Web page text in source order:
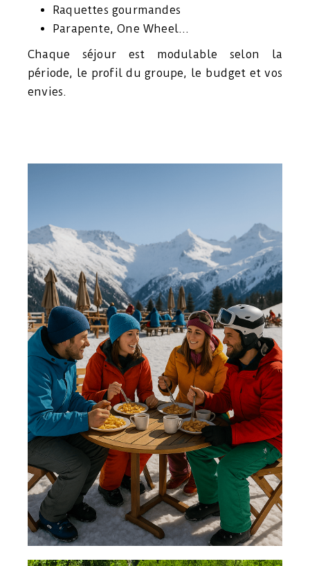
Raquettes gourmandes
Parapente, One Wheel…
Chaque séjour est modulable selon la
période, le profil du groupe, le budget et vos
envies.